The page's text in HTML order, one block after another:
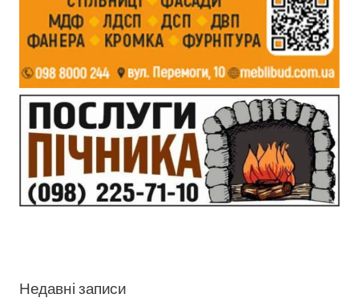
Недавні записи